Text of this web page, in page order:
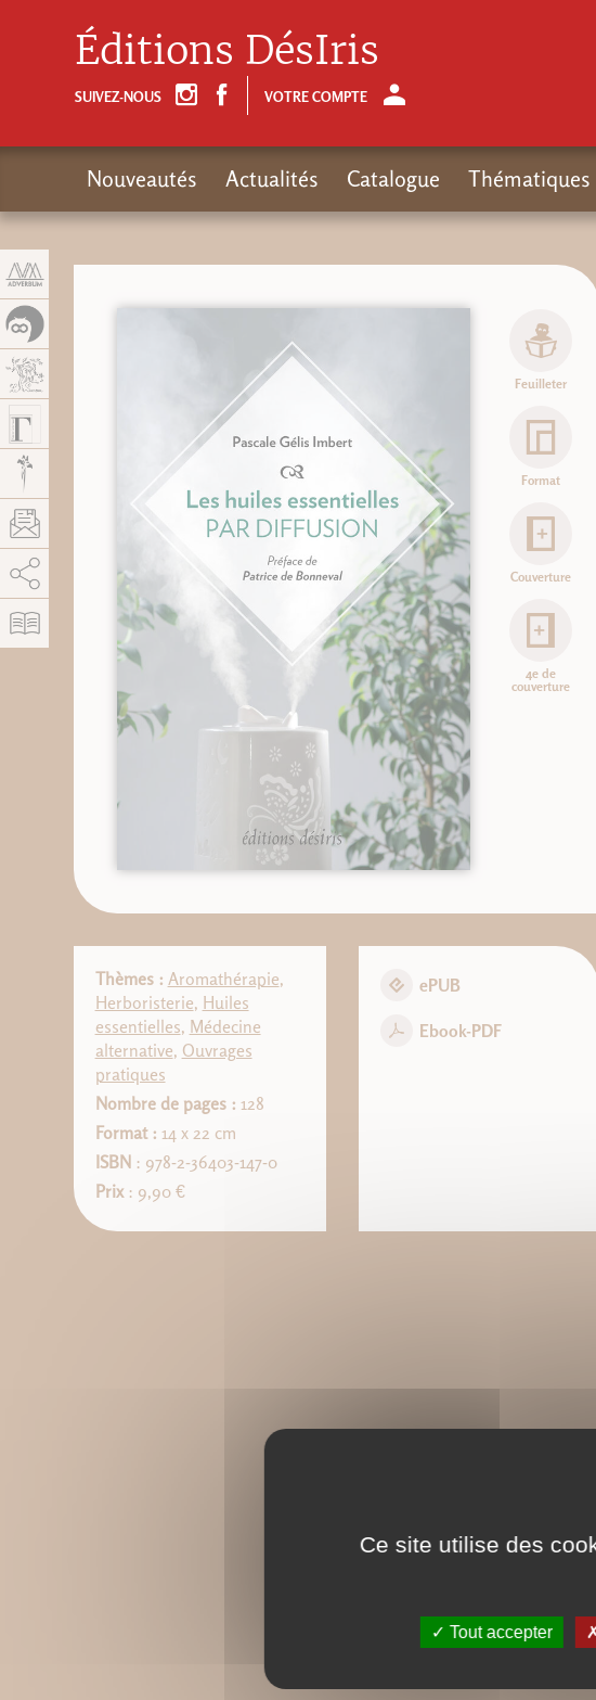
Feuilleter
Format
Couverture
4e de
couverture
Thèmes : Aromathérapie,
Herboristerie, Huiles
essentielles, Médecine
alternative, Ouvrages
pratiques
Nombre de pages : 128
Format : 14 x 22 cm
ISBN : 978-2-36403-147-0
Prix: 9,90 €
ePUB
Ebook-PDF
Éditions DésIris
SUIVEZ-NOUS VOTRE COMPTE
Nouveautés Actualités Catalogue Thématiques
Autoriser
Ce site utilise des
Tout accepter